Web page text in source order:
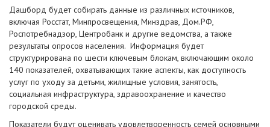
Дашборд будет собирать данные из различных источников,
включая Росстат, Минпросвещения, Минздрав, Дом.РФ,
Роспотребнадзор, Центробанк и другие ведомства, а также
результаты опросов населения. Информация будет
структурирована по шести ключевым блокам, включающим около
140 показателей, охватывающих такие аспекты, как доступность
услуг по уходу за детьми, жилищные условия, занятость,
социальная инфраструктура, здравоохранение и качество
городской среды.
Показатели будут оценивать удовлетворенность семей основными